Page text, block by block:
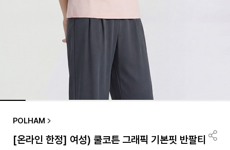
POLHAM
[온라인 한정] 여성) 쿨코튼 그래픽 기본핏 반팔티